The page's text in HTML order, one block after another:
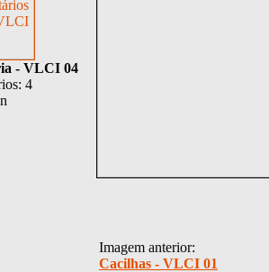
- VLCI 04
4
Imagem anterior:
Cacilhas - VLCI 01